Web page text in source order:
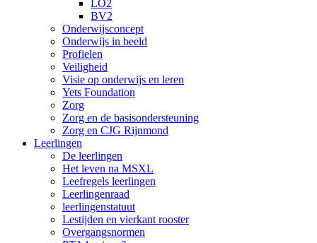
LO2
BV2
Onderwijsconcept
Onderwijs in beeld
Profielen
Veiligheid
Visie op onderwijs en leren
Yets Foundation
Zorg
Zorg en de basisondersteuning
Zorg en CJG Rijnmond
Leerlingen
De leerlingen
Het leven na MSXL
Leefregels leerlingen
Leerlingenraad
leerlingenstatuut
Lestijden en vierkant rooster
Overgangsnormen